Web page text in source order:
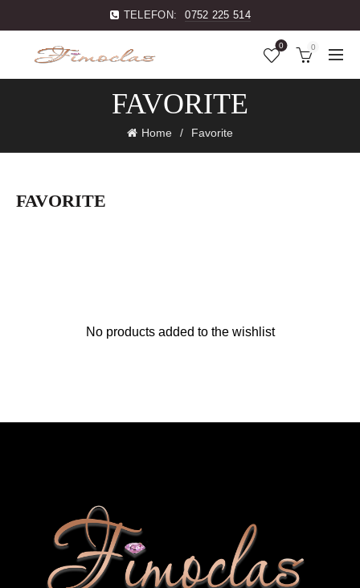
TELEFON: 0752 225 514
0 0
FAVORITE
Home Favorite
FAVORITE
No products added to the wishlist